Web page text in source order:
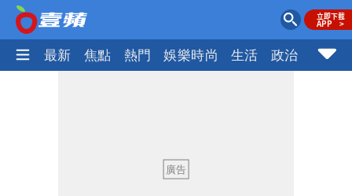
最新 焦點 熱門 娛樂時尚 生活 政治 社會